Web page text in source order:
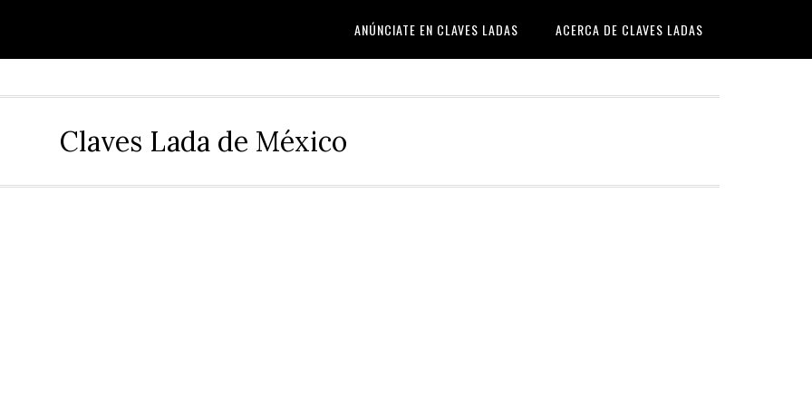
ANÚNCIATE EN CLAVES LADAS ACERCA DE CLAVES LADAS
Claves Lada de México